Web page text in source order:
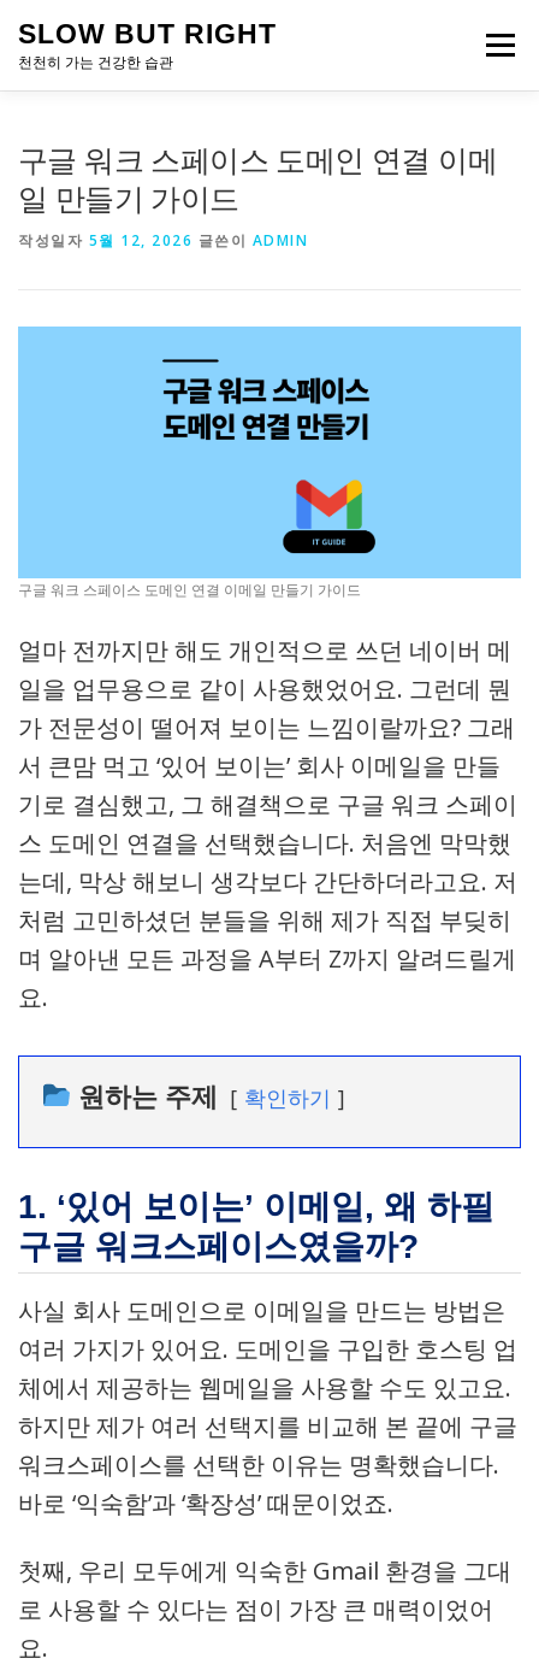
SLOW BUT RIGHT
천천히 가는 건강한 습관
메뉴
구글 워크 스페이스 도메인 연결 이메
일 만들기 가이드
작성일자 5월 12, 2026 글쓴이 ADMIN
구글 워크 스페이스 도메인 연결 이메일 만들기 가이드
얼마 전까지만 해도 개인적으로 쓰던 네이버 메
일을 업무용으로 같이 사용했었어요. 그런데 뭔
가 전문성이 떨어져 보이는 느낌이랄까요? 그래
서 큰맘 먹고 ‘있어 보이는’ 회사 이메일을 만들
기로 결심했고, 그 해결책으로 구글 워크 스페이
스 도메인 연결을 선택했습니다. 처음엔 막막했
는데, 막상 해보니 생각보다 간단하더라고요. 저
처럼 고민하셨던 분들을 위해 제가 직접 부딪히
며 알아낸 모든 과정을 A부터 Z까지 알려드릴게
요.
원하는 주제 확인하기
1. ‘있어 보이는’ 이메일, 왜 하필
구글 워크스페이스였을까?
사실 회사 도메인으로 이메일을 만드는 방법은
여러 가지가 있어요. 도메인을 구입한 호스팅 업
체에서 제공하는 웹메일을 사용할 수도 있고요.
하지만 제가 여러 선택지를 비교해 본 끝에 구글
워크스페이스를 선택한 이유는 명확했습니다.
바로 ‘익숙함’과 ‘확장성’ 때문이었죠.
첫째, 우리 모두에게 익숙한 Gmail 환경을 그대
로 사용할 수 있다는 점이 가장 큰 매력이었어
요.